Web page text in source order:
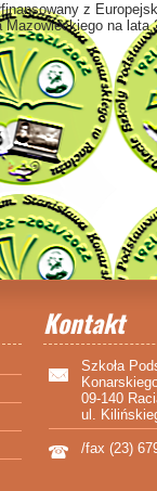
z
Mazowieckiego na lata
Kontakt
Szkoła
09-140
ul.
/fax (23)